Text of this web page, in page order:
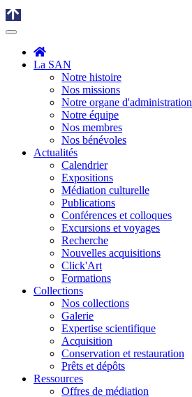
La SAN
Notre histoire
Nos missions
Notre organe d'administration
Notre équipe
Nos membres
Nos bénévoles
Actualités
Calendrier
Expositions
Médiation culturelle
Publications
Conférences et colloques
Excursions et voyages
Recherche
Nouvelles acquisitions
Click'Art
Formations
Collections
Nos collections
Galerie
Expertise scientifique
Acquisition
Conservation et restauration
Prêts et dépôts
Ressources
Offres de médiation